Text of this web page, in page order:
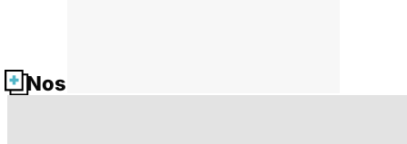
Nos fiches santé